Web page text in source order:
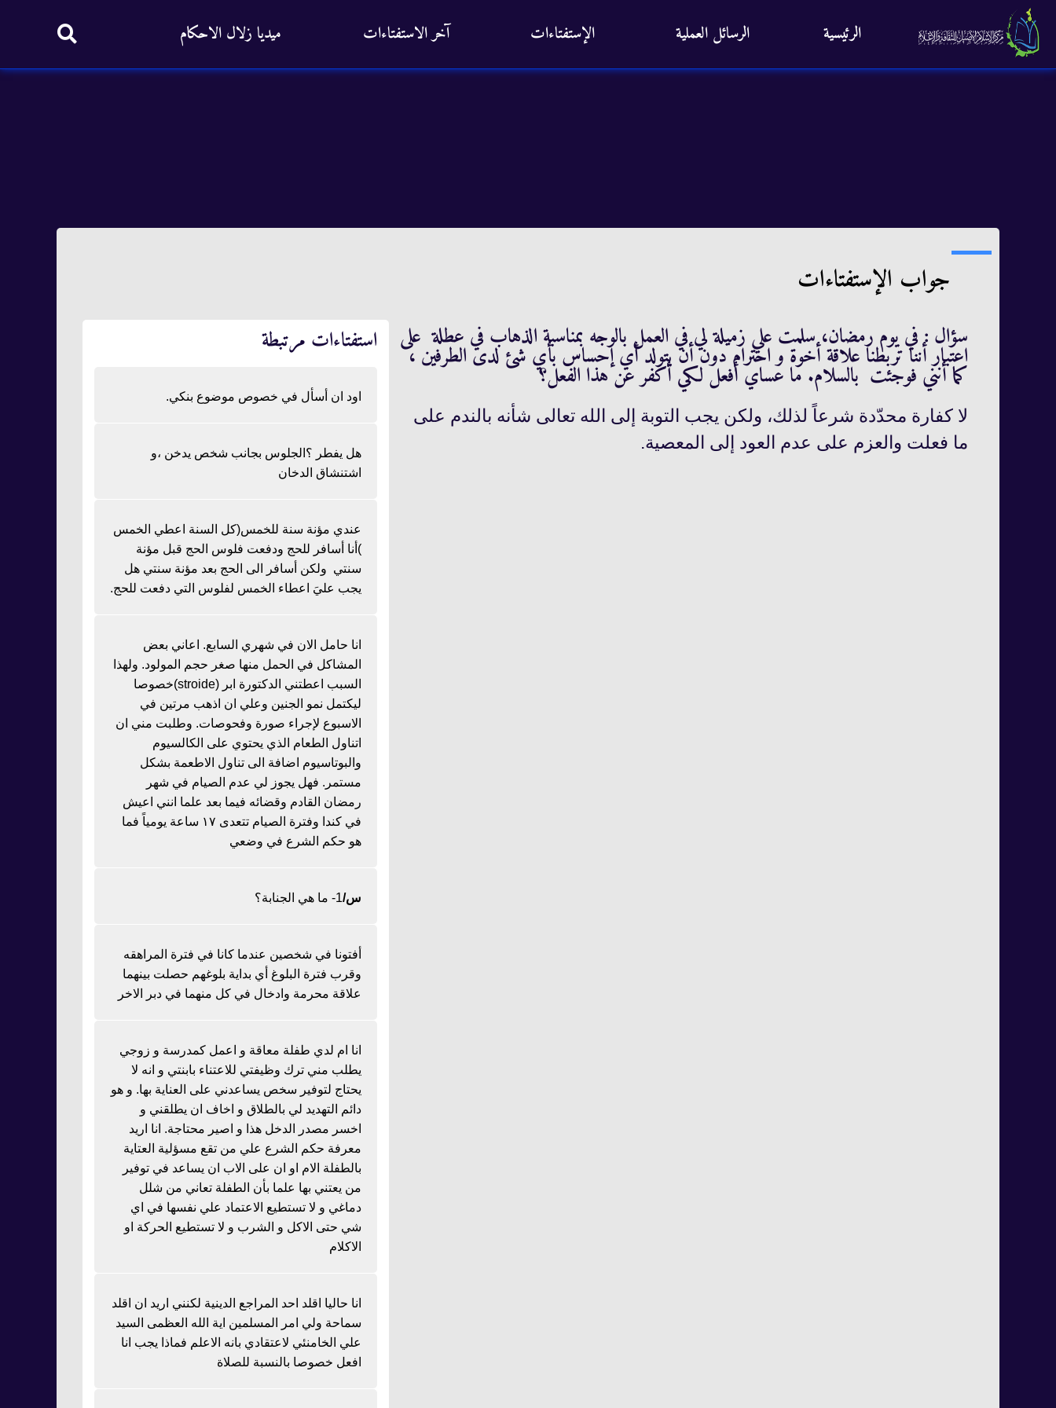
الرئيسية الرسائل العملية الإستفتاءات آخر الاستفتاءات ميديا زلال الاحكام
جواب الإستفتاءات
سؤال : في يوم رمضان، سلمت علي زميلة لي في العمل بالوجه بمناسبة الذهاب في عطلة على
اعتبار أننا تربطنا علاقة أخوة و احترام دون أن يتولد أي إحساس بأي شئ لدى الطرفين ،
كما أنني فوجئت بالسلام. ما عساي أفعل لكي أكفر عن هذا الفعل؟
لا كفارة محدّدة شرعاً لذلك، ولكن يجب التوبة إلى الله تعالى شأنه بالندم على
ما فعلت والعزم على عدم العود إلى المعصية.
استفتاءات مرتبطة
اود ان أسأل في خصوص موضوع بنكي.
هل يفطر ؟الجلوس بجانب شخص يدخن ،و
اشتنشاق الدخان
عندي مؤنة سنة للخمس(كل السنة اعطي الخمس
)أنا أسافر للحج ودفعت فلوس الحج قبل مؤنة
سنتي ولكن أسافر الى الحج بعد مؤنة سنتي هل
يجب عليَ اعطاء الخمس لفلوس التي دفعت للحج.
انا حامل الان في شهري السابع. اعاني بعض
المشاكل في الحمل منها صغر حجم المولود. ولهذا
السبب اعطتني الدكتورة ابر (stroide)خصوصا
ليكتمل نمو الجنين وعلي ان اذهب مرتين في
الاسبوع لإجراء صورة وفحوصات. وطلبت مني ان
اتناول الطعام الذي يحتوي على الكالسيوم
والبوتاسيوم اضافة الى تناول الاطعمة بشكل
مستمر. فهل يجوز لي عدم الصيام في شهر
رمضان القادم وقضائه فيما بعد علما انني اعيش
في كندا وفترة الصيام تتعدى ١٧ ساعة يومياً فما
هو حكم الشرع في وضعي
س/1- ما هي الجنابة؟
أفتونا في شخصين عندما كانا في فترة المراهقه
وقرب فترة البلوغ أي بداية بلوغهم حصلت بينهما
علاقة محرمة وادخال في كل منهما في دبر الاخر
انا ام لدي طفلة معاقة و اعمل كمدرسة و زوجي
يطلب مني ترك وظيفتي للاعتناء بابنتي و انه لا
يحتاج لتوفير سخص يساعدني على العناية بها. و هو
دائم التهديد لي بالطلاق و اخاف ان يطلقني و
اخسر مصدر الدخل هذا و اصير محتاجة. انا اريد
معرفة حكم الشرع علي من تقع مسؤلية العتاية
بالطفلة الام او ان على الاب ان يساعد في توفير
من يعتني بها علما بأن الطفلة تعاني من شلل
دماغي و لا تستطيع الاعتماد علي نفسها في اي
شي حتى الاكل و الشرب و لا تستطيع الحركة او
الاكلام
انا حاليا اقلد احد المراجع الدينية لكنني اريد ان اقلد
سماحة ولي امر المسلمين اية الله العظمى السيد
علي الخامنئي لاعتقادي بانه الاعلم فماذا يجب انا
افعل خصوصا بالنسبة للصلاة